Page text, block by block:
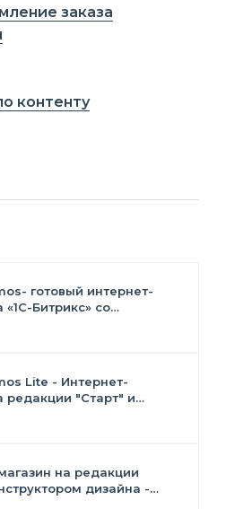
заказа
контенту
готовый интернет-
«1С-Битрикс» со
Lite - Интернет-
редакции "Старт" и
на редакции
дизайна -